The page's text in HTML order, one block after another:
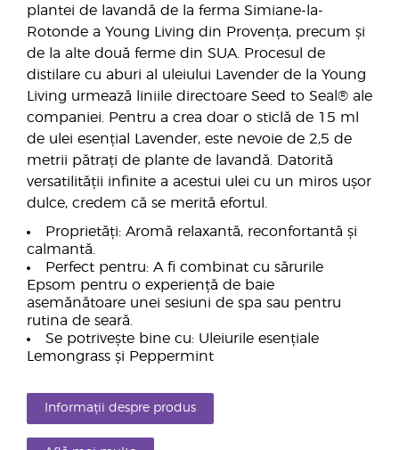
plantei de lavandă de la ferma Simiane-la-
Rotonde a Young Living din Provența, precum și
de la alte două ferme din SUA. Procesul de
distilare cu aburi al uleiului Lavender de la Young
Living urmează liniile directoare Seed to Seal® ale
companiei. Pentru a crea doar o sticlă de 15 ml
de ulei esențial Lavender, este nevoie de 2,5 de
metrii pătrați de plante de lavandă. Datorită
versatilității infinite a acestui ulei cu un miros ușor
dulce, credem că se merită efortul.
Proprietăți: Aromă relaxantă, reconfortantă și
calmantă.
Perfect pentru: A fi combinat cu sărurile
Epsom pentru o experiență de baie
asemănătoare unei sesiuni de spa sau pentru
rutina de seară.
Se potrivește bine cu: Uleiurile esențiale
Lemongrass și Peppermint
Informații despre produs